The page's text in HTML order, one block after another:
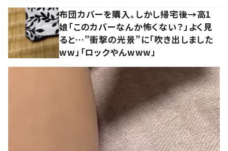
布団カバーを購入。しかし帰宅後→高1
娘「このカバーなんか怖くない？」よく見
ると…”衝撃の光景”に「吹き出しました
ww」「ロックやんwww」